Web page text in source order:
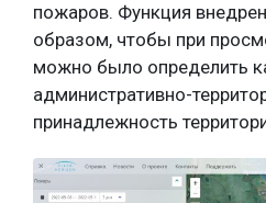
пожаров. Функция
образом, чтобы при
можно было определить
административно-
принадлежность